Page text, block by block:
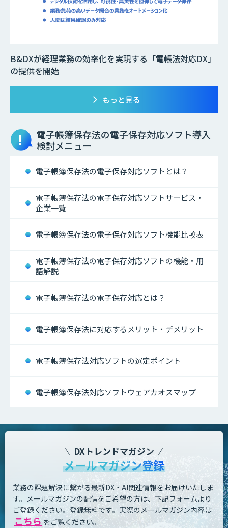
B&DXが経理業務の効率化を実現する「電帳法対応DX」
の提供を開始
もっと見る
電子帳簿保存法の電子保存対応ソフト導入
検討メニュー
電子帳簿保存法の電子保存対応ソフトとは？
電子帳簿保存法の電子保存対応ソフトサービス・
企業一覧
電子帳簿保存法の電子保存対応ソフト機能比較表
電子帳簿保存法の電子保存対応ソフトの機能・用
語解説
電子帳簿保存法の電子保存対応とは？
電子帳簿保存法に対応するメリット・デメリット
電子帳簿保存法対応ソフトの選定ポイント
電子帳簿保存法対応ソフトウェアカオスマップ
DXトレンドマガジン
メールマガジン登録
業務の課題解決に繋がる最新DX・AI関連情報をお届けいたしま
す。 メールマガジンの配信をご希望の方は、下記フォームより
ご登録ください。登録無料です。 実際のメールマガジン内容は
こちら をご覧ください。